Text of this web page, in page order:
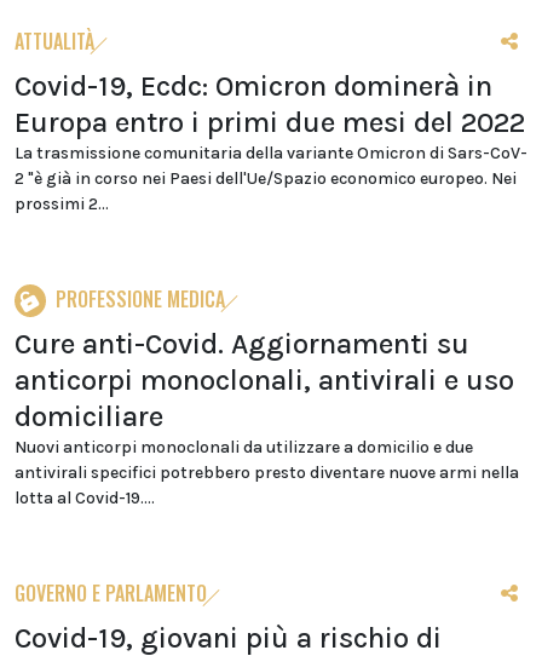
ATTUALITÀ
Covid-19, Ecdc: Omicron dominerà in
Europa entro i primi due mesi del 2022
La trasmissione comunitaria della variante Omicron di Sars-CoV-
2 "è già in corso nei Paesi dell'Ue/Spazio economico europeo. Nei
prossimi 2...
PROFESSIONE MEDICA
Cure anti-Covid. Aggiornamenti su
anticorpi monoclonali, antivirali e uso
domiciliare
Nuovi anticorpi monoclonali da utilizzare a domicilio e due
antivirali specifici potrebbero presto diventare nuove armi nella
lotta al Covid-19....
GOVERNO E PARLAMENTO
Covid-19, giovani più a rischio di